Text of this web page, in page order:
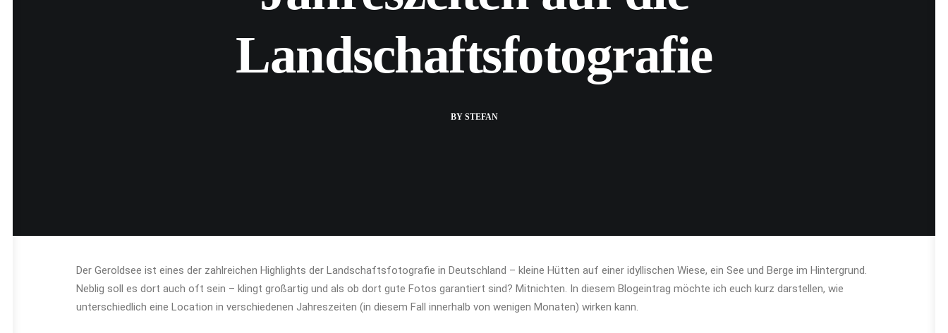
Landschaftsfotografie
BY STEFAN
Der Geroldsee ist eines der zahlreichen Highlights der Landschaftsfotografie in Deutschland – kleine Hütten auf einer idyllischen Wiese, ein See und Berge im Hintergrund.
Neblig soll es dort auch oft sein – klingt großartig und als ob dort gute Fotos garantiert sind? Mitnichten. In diesem Blogeintrag möchte ich euch kurz darstellen, wie
unterschiedlich eine Location in verschiedenen Jahreszeiten (in diesem Fall innerhalb von wenigen Monaten) wirken kann.